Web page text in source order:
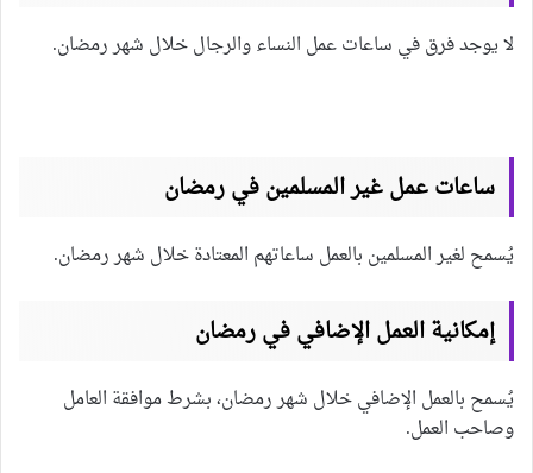
لا يوجد فرق في ساعات عمل النساء والرجال خلال شهر رمضان.
ساعات عمل غير المسلمين في رمضان
يُسمح لغير المسلمين بالعمل ساعاتهم المعتادة خلال شهر رمضان.
إمكانية العمل الإضافي في رمضان
يُسمح بالعمل الإضافي خلال شهر رمضان، بشرط موافقة العامل
وصاحب العمل.